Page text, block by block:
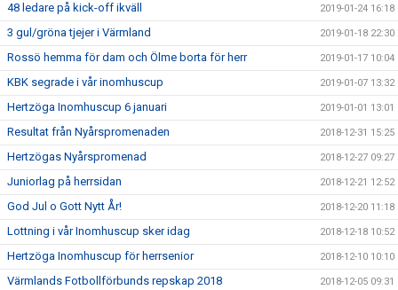
48 ledare på kick-off ikväll 2019-01-24 16:18
3 gul/gröna tjejer i Värmland 2019-01-18 22:30
Rossö hemma för dam och Ölme borta för herr 2019-01-17 10:04
KBK segrade i vår inomhuscup 2019-01-07 13:32
Hertzöga Inomhuscup 6 januari 2019-01-01 13:01
Resultat från Nyårspromenaden 2018-12-31 15:25
Hertzögas Nyårspromenad 2018-12-27 09:27
Juniorlag på herrsidan 2018-12-21 12:52
God Jul o Gott Nytt År! 2018-12-20 11:18
Lottning i vår Inomhuscup sker idag 2018-12-18 10:52
Hertzöga Inomhuscup för herrsenior 2018-12-10 10:10
Värmlands Fotbollförbunds repskap 2018 2018-12-05 09:31